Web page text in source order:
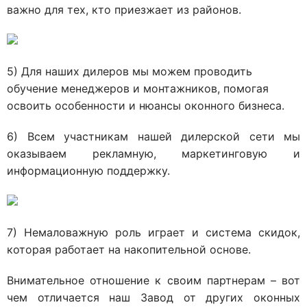
важно для тех, кто приезжает из районов.
5) Для наших дилеров мы можем проводить
обучение менеджеров и монтажников, помогая
освоить особенности и нюансы оконного бизнеса.
6) Всем участникам нашей дилерской сети мы
оказываем рекламную, маркетинговую и
информационную поддержку.
7) Немаловажную роль играет и система скидок,
которая работает на накопительной основе.
Внимательное отношение к своим партнерам – вот
чем отличается наш Завод от других оконных